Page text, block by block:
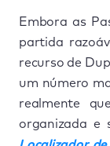
Embora as
partida
recurso de
um número
realmente
organizada e